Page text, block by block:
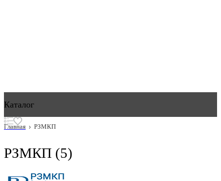
Каталог
Главная РЗМКП
РЗМКП (5)